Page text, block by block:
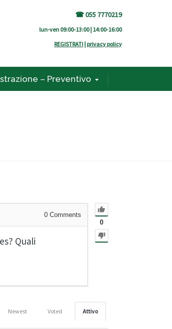
☎ 055 7770219
lun-ven 09:00-13:00 | 14:00-16:00
REGISTRATI | privacy policy
– Preventivo
0
0 Comments
Quali
Attivo
Voted
Newest